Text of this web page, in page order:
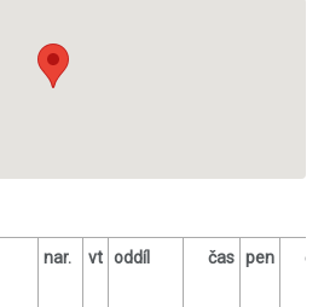
nar. vt oddíl čas pen